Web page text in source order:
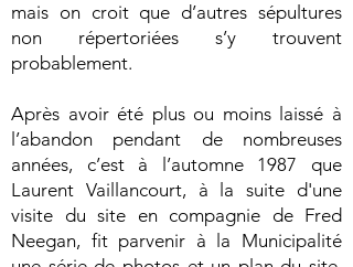
mais on croit que d’autres sépultures
non répertoriées s’y trouvent
probablement.
Après avoir été plus ou moins laissé à
l’abandon pendant de nombreuses
années, c’est à l’automne 1987 que
Laurent Vaillancourt, à la suite d'une
visite du site en compagnie de Fred
Neegan, fit parvenir à la Municipalité